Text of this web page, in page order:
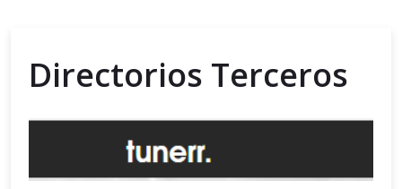
Directorios Terceros